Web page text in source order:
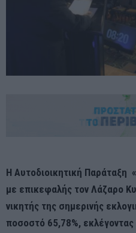
Η Αυτοδιοικητική Παράταξη
με επικεφαλής τον Λάζαρο
νικητής της σημερινής
ποσοστό 65,78%,